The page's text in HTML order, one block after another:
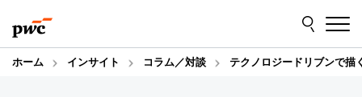
to
content
to
footer
ホーム インサイト コラム／対談 テクノロジードリブンで描